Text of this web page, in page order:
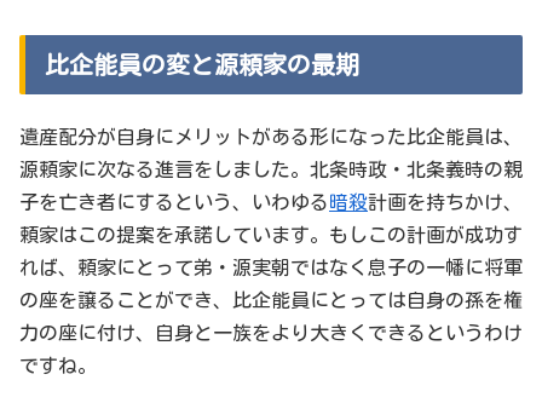
比企能員の変と源頼家の最期
遺産配分が自身にメリットがある形になった比企能員は、
源頼家に次なる進言をしました。北条時政・北条義時の親
子を亡き者にするという、いわゆる 暗殺計画を持ちかけ、
頼家はこの提案を承諾しています。もしこの計画が成功す
れば、頼家にとって弟・源実朝ではなく息子の一幡に将軍
の座を譲ることができ、比企能員にとっては自身の孫を権
力の座に付け、自身と一族をより大きくできるというわけ
ですね。